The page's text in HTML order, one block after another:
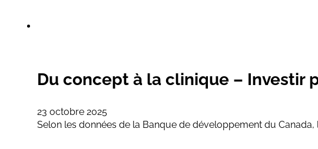
Du concept à la clinique – Investir
23 octobre 2025
Selon les données de la Banque de développement du